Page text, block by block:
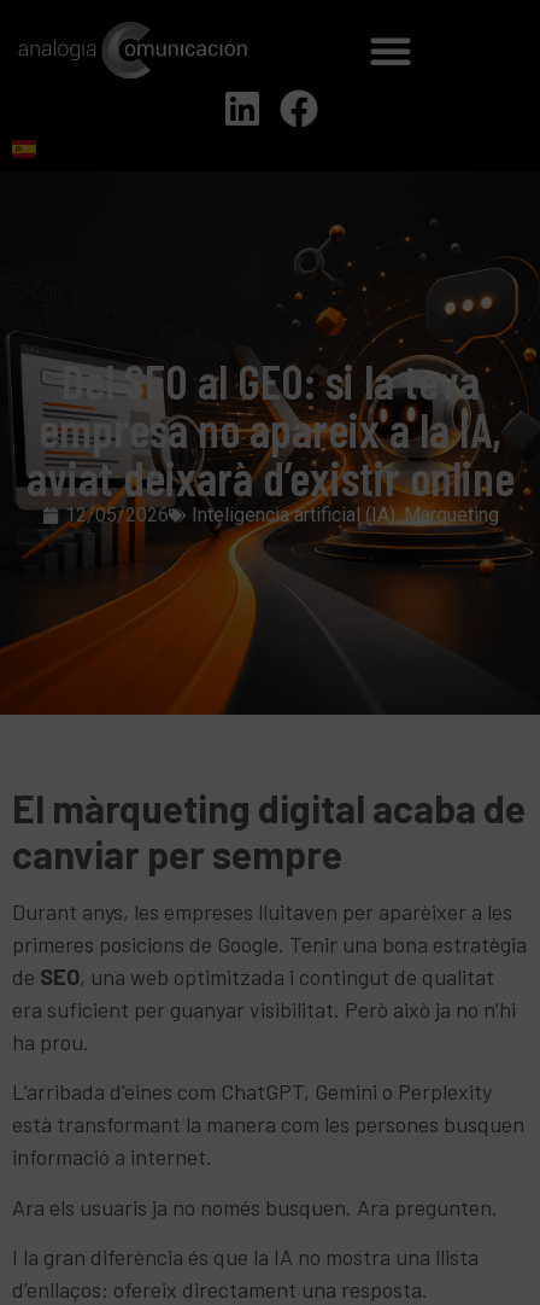
Del SEO al GEO: si la teva
empresa no apareix a la IA,
aviat deixarà d’existir online
12/05/2026 Inteligencia artificial (IA),Marqueting
El màrqueting digital acaba de
canviar per sempre
Durant anys, les empreses lluitaven per aparèixer a les
primeres posicions de Google. Tenir una bona estratègia
de SEO, una web optimitzada i contingut de qualitat
era suficient per guanyar visibilitat. Però això ja no n’hi
ha prou.
L’arribada d’eines com ChatGPT, Gemini o Perplexity
està transformant la manera com les persones busquen
informació a internet.
Ara els usuaris ja no només busquen. Ara pregunten.
I la gran diferència és que la IA no mostra una llista
d’enllaços: ofereix directament una resposta.